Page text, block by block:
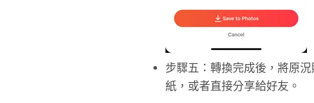
步驟五：轉換完成後，將原
紙，或者直接分享給好友。